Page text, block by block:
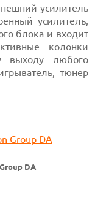
усилитель
усилитель,
блока и входит
колонки
выходу любого
, тюнер
DA